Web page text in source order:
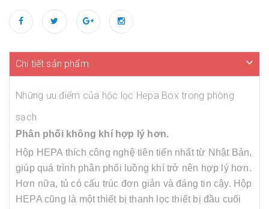
Chi tiết sản phẩm
Những ưu điểm của hộc lọc Hepa Box trong phòng
sạch
Phân phối không khí hợp lý hơn.
Hộp HEPA thích công nghệ tiên tiến nhất từ ​​Nhật Bản,
giúp quá trình phân phối luồng khí trở nên hợp lý hơn.
Hơn nữa, tủ có cấu trúc đơn giản và đáng tin cậy. Hộp
HEPA cũng là một thiết bị thanh lọc thiết bị đầu cuối